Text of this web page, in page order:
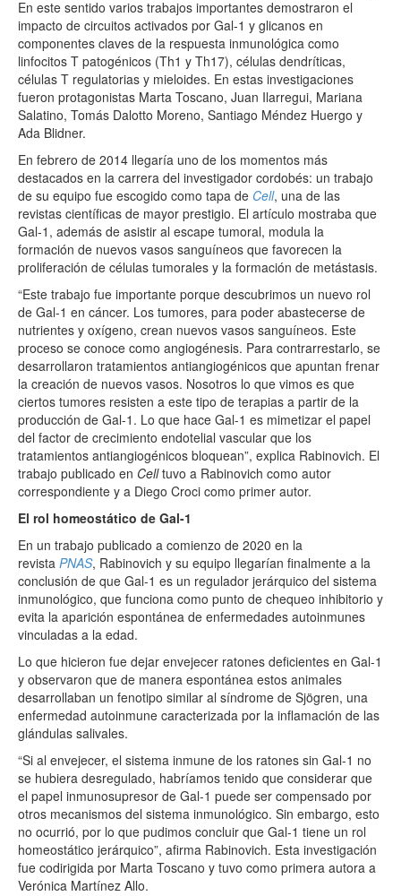
En este sentido varios trabajos importantes demostraron el
impacto de circuitos activados por Gal-1 y glicanos en
componentes claves de la respuesta inmunológica como
linfocitos T patogénicos (Th1 y Th17), células dendríticas,
células T regulatorias y mieloides. En estas investigaciones
fueron protagonistas Marta Toscano, Juan Ilarregui, Mariana
Salatino, Tomás Dalotto Moreno, Santiago Méndez Huergo y
Ada Blidner.
En febrero de 2014 llegaría uno de los momentos más
destacados en la carrera del investigador cordobés: un trabajo
de su equipo fue escogido como tapa de Cell, una de las
revistas científicas de mayor prestigio. El artículo mostraba que
Gal-1, además de asistir al escape tumoral, modula la
formación de nuevos vasos sanguíneos que favorecen la
proliferación de células tumorales y la formación de metástasis.
“Este trabajo fue importante porque descubrimos un nuevo rol
de Gal-1 en cáncer. Los tumores, para poder abastecerse de
nutrientes y oxígeno, crean nuevos vasos sanguíneos. Este
proceso se conoce como angiogénesis. Para contrarrestarlo, se
desarrollaron tratamientos antiangiogénicos que apuntan frenar
la creación de nuevos vasos. Nosotros lo que vimos es que
ciertos tumores resisten a este tipo de terapias a partir de la
producción de Gal-1. Lo que hace Gal-1 es mimetizar el papel
del factor de crecimiento endotelial vascular que los
tratamientos antiangiogénicos bloquean”, explica Rabinovich. El
trabajo publicado en Celltuvo a Rabinovich como autor
correspondiente y a Diego Croci como primer autor.
El rol homeostático de Gal-1
En un trabajo publicado a comienzo de 2020 en la
revista PNAS, Rabinovich y su equipo llegarían finalmente a la
conclusión de que Gal-1 es un regulador jerárquico del sistema
inmunológico, que funciona como punto de chequeo inhibitorio y
evita la aparición espontánea de enfermedades autoinmunes
vinculadas a la edad.
Lo que hicieron fue dejar envejecer ratones deficientes en Gal-1
y observaron que de manera espontánea estos animales
desarrollaban un fenotipo similar al síndrome de Sjögren, una
enfermedad autoinmune caracterizada por la inflamación de las
glándulas salivales.
“Si al envejecer, el sistema inmune de los ratones sin Gal-1 no
se hubiera desregulado, habríamos tenido que considerar que
el papel inmunosupresor de Gal-1 puede ser compensado por
otros mecanismos del sistema inmunológico. Sin embargo, esto
no ocurrió, por lo que pudimos concluir que Gal-1 tiene un rol
homeostático jerárquico”, afirma Rabinovich. Esta investigación
fue codirigida por Marta Toscano y tuvo como primera autora a
Verónica Martínez Allo.